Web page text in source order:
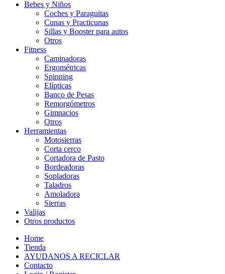
Bebes y Niños
Coches y Paraguitas
Cunas y Practicunas
Sillas y Booster para autos
Otros
Fitness
Caminadoras
Ergométricas
Spinning
Elípticas
Banco de Pesas
Remorgómetros
Gimnacios
Otros
Herramientas
Motosierras
Corta cerco
Cortadora de Pasto
Bordeadoras
Sopladoras
Taladros
Amoladora
Sierras
Valijas
Otros productos
Home
Tienda
AYUDANOS A RECICLAR
Contacto